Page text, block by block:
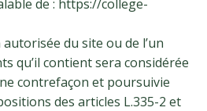
de : https://college-
du site ou de l’un
qu’il contient sera considérée
contrefaçon et poursuivie
des articles L.335-2 et